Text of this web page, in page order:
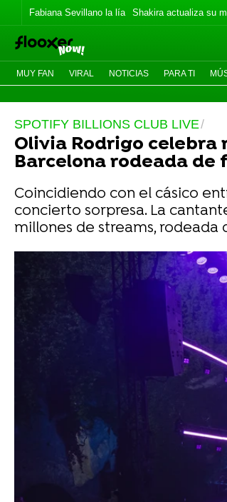
Fabiana Sevillano la lía Shakira actualiza su
MUY FAN VIRAL NOTICIAS PARA TI
SPOTIFY BILLIONS CLUB LIVE
Olivia Rodrigo celebra
Barcelona rodeada de
Coincidiendo con el cásico
concierto sorpresa. La
millones de streams, rodeada